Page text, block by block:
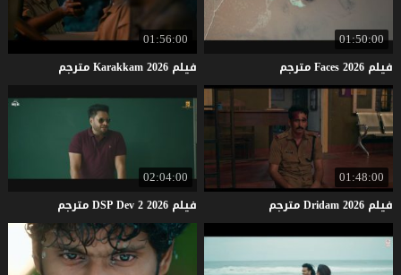
01:50:00
فيلم Faces2026 مترجم
01:56:00
فيلم Karakkam2026 مترجم
01:48:00
فيلم Dridam2026 مترجم
02:04:00
فيلم DSPDev22026 مترجم